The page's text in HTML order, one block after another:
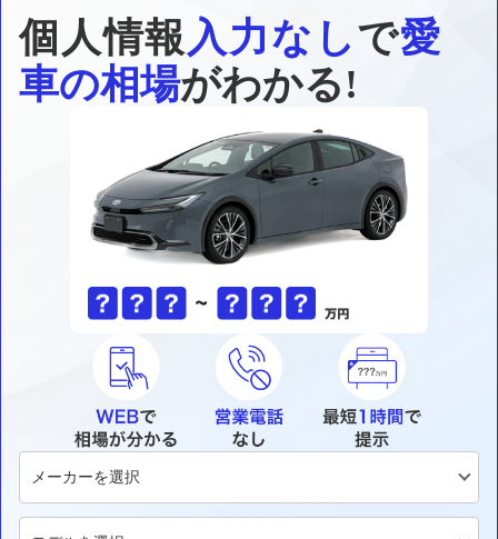
個人情報入力なしで愛
車の相場がわかる!